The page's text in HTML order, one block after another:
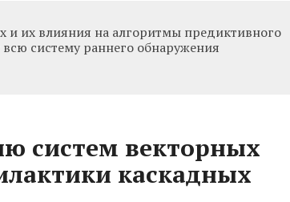
и их влияния на алгоритмы предиктивного
всю систему раннего обнаружения
систем векторных
каскадных